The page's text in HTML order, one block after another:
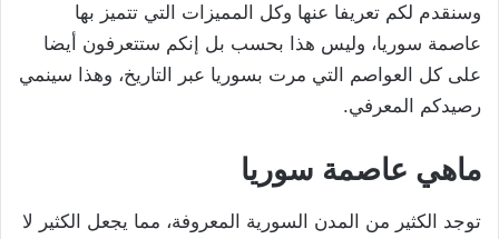
وسنقدم لكم تعريفا عنها وكل المميزات التي تتميز بها
عاصمة سوريا، وليس هذا بحسب بل إنكم ستتعرفون أيضا
على كل العواصم التي مرت بسوريا عبر التاريخ، وهذا سينمي
رصيدكم المعرفي.
ماهي عاصمة سوريا
توجد الكثير من المدن السورية المعروفة، مما يجعل الكثير لا